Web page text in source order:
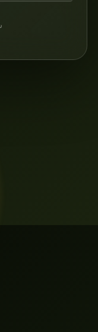
شكرًا لصبركم وتفهمكم